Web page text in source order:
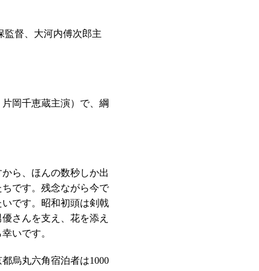
督、大河内傅次郎主
岡千恵蔵主演）で、綱
ら、ほんの数秒しか出
です。残念ながら今で
です。昭和初頭は剣戟
さんを支え、花を添え
いです。
烏丸六角宿泊者は1000